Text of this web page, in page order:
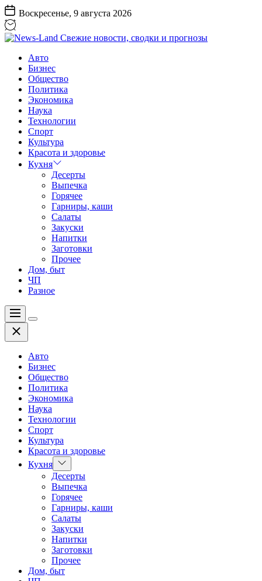
Перейти
к
содержанию
Воскресенье, 9 августа 2026
Land
Свежие
новости,
сводки
прогнозы
Авто
Бизнес
Общество
Политика
Экономика
Наука
Технологии
Спорт
Культура
Красота и здоровье
Кухня
Десерты
Выпечка
Горячее
Гарниры, каши
Салаты
Закуски
Напитки
Заготовки
Прочее
Дом, быт
ЧП
Разное
Меню
Цвет
Закрыть
Авто
Бизнес
Общество
Политика
Экономика
Наука
Технологии
Спорт
Культура
Красота и здоровье
Кухня Показать
подменю
Десерты
Выпечка
Горячее
Гарниры, каши
Салаты
Закуски
Напитки
Заготовки
Прочее
Дом, быт